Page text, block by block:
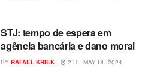
STJ: tempo de espera em
agência bancária e dano moral
BY RAFAEL KRIEK 2 DE MAY DE 2024